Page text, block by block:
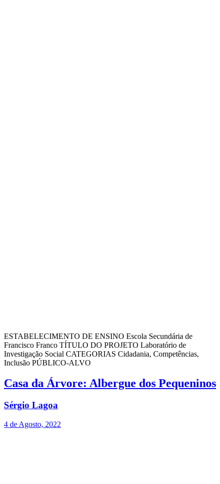
ESTABELECIMENTO DE ENSINO Escola Secundária de
Francisco Franco TÍTULO DO PROJETO Laboratório de
Investigação Social CATEGORIAS Cidadania, Competências,
Inclusão PÚBLICO-ALVO
Casa da Árvore: Albergue dos Pequeninos
Sérgio Lagoa
4 de Agosto, 2022